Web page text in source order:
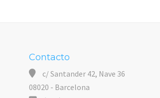
Contacto
c/ Santander 42, Nave 36
08020 - Barcelona